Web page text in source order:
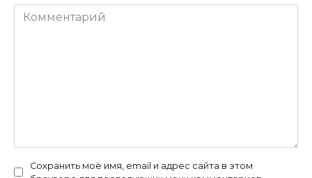
Комментарий
Сохранить моё имя, email и адрес сайта в этом